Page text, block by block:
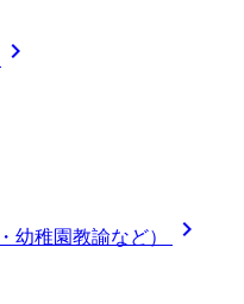

幼稚園教諭など） 